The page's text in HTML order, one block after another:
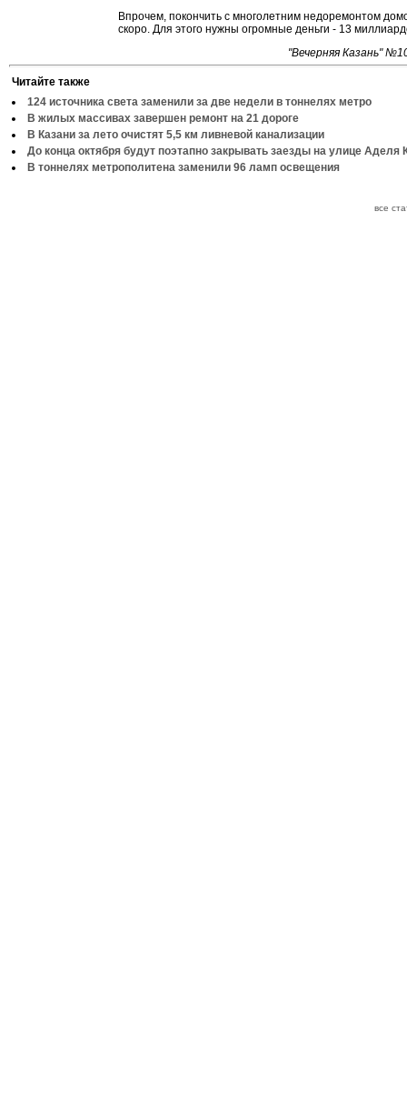
Впрочем, покончить с многолетним недоремонтом
скоро. Для этого нужны огромные деньги - 13
"Вечерняя Казань"
Читайте также
124 источника света заменили за две недели в тоннелях метро
В жилых массивах завершен ремонт на 21 дороге
В Казани за лето очистят 5,5 км ливневой канализации
До конца октября будут поэтапно закрывать заезды на улице Аделя
В тоннелях метрополитена заменили 96 ламп освещения
все